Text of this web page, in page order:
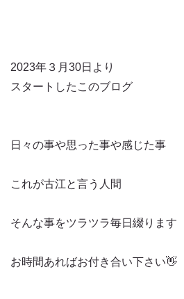
2023年３月30日より
スタートしたこのブログ
日々の事や思った事や感じた事
これが古江と言う人間
そんな事をツラツラ毎日綴ります
お時間あればお付き合い下さい👋